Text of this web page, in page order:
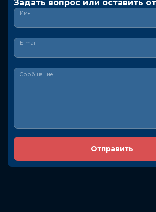
Задать вопрос или оставить
Имя
E-mail
Сообщение
Отправить